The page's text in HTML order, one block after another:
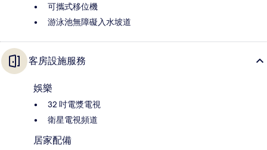
可攜式移位機
游泳池無障礙入水坡道
客房設施服務
娛樂
32 吋電漿電視
衛星電視頻道
居家配備